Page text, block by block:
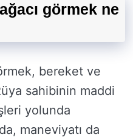
görmek ne
bereket ve
sahibinin maddi
yolunda
maneviyatı da